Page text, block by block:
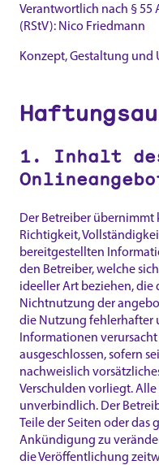
Verantwortlich nach § 55
(RStV): Nico Friedmann
Konzept, Gestaltung und
1. Inhalt
Der Betreiber
Richtigkeit,
bereitgestellten
den Betreiber, welche
ideeller Art beziehen,
Nichtnutzung der
die Nutzung fehlerhafter
Informationen
ausgeschlossen, sofern
nachweislich
Verschulden vorliegt.
unverbindlich. Der
Teile der Seiten oder
Ankündigung zu
die Veröffentlichung